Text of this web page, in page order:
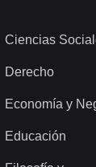
Ciencias
Derecho
Economía y
Educación